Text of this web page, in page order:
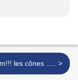
Mmmmm!!! les cônes ..... >